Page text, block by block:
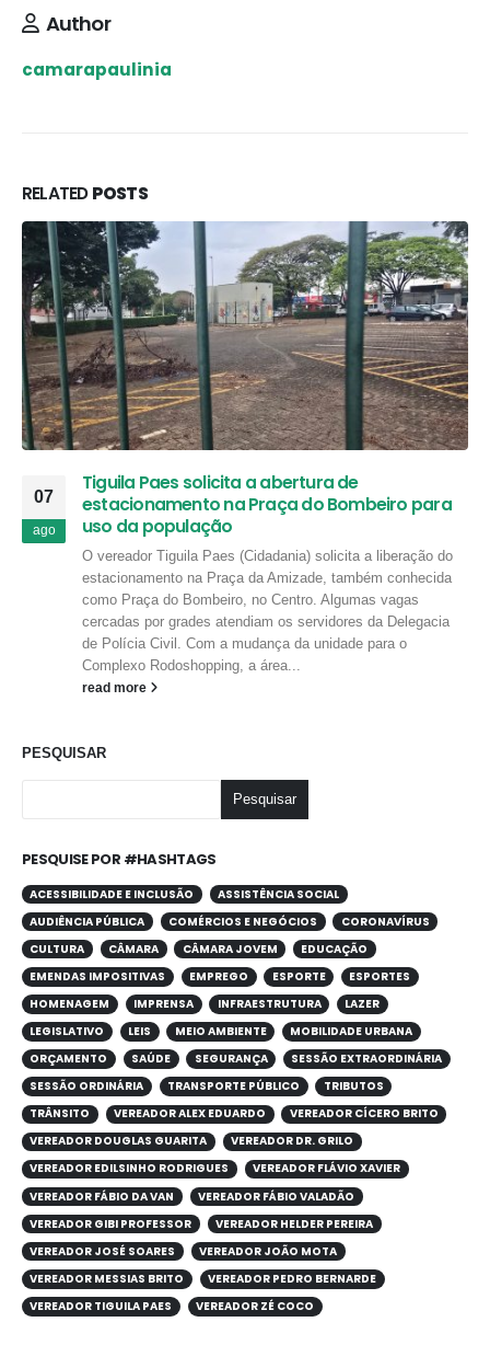
Author
camarapaulinia
RELATEDPOSTS
07
ago
Tiguila Paes solicita a abertura de
estacionamento na Praça do Bombeiro para
uso da população
O vereador Tiguila Paes (Cidadania) solicita a liberação do
estacionamento na Praça da Amizade, também conhecida
como Praça do Bombeiro, no Centro. Algumas vagas
cercadas por grades atendiam os servidores da Delegacia
de Polícia Civil. Com a mudança da unidade para o
Complexo Rodoshopping, a área...
read more
PESQUISAR
Pesquisar
PESQUISE POR #HASHTAGS
ACESSIBILIDADE E INCLUSÃO
ASSISTÊNCIA SOCIAL
AUDIÊNCIA PÚBLICA
COMÉRCIOS E NEGÓCIOS
CORONAVÍRUS
CULTURA
CÂMARA CÂMARA JOVEM
EDUCAÇÃO
EMENDAS IMPOSITIVAS
EMPREGO ESPORTE
ESPORTES
HOMENAGEM
IMPRENSA INFRAESTRUTURA
LAZER
LEGISLATIVO
LEIS MEIO AMBIENTE
MOBILIDADE URBANA
ORÇAMENTO
SAÚDE SEGURANÇA
SESSÃO EXTRAORDINÁRIA
SESSÃO ORDINÁRIA
TRANSPORTE PÚBLICO
TRIBUTOS
TRÂNSITO
VEREADOR ALEX EDUARDO
VEREADOR CÍCERO BRITO
VEREADOR DOUGLAS GUARITA
VEREADOR DR. GRILO
VEREADOR EDILSINHO RODRIGUES
VEREADOR FLÁVIO XAVIER
VEREADOR FÁBIO DA VAN
VEREADOR FÁBIO VALADÃO
VEREADOR GIBI PROFESSOR
VEREADOR HELDER PEREIRA
VEREADOR JOSÉ SOARES
VEREADOR JOÃO MOTA
VEREADOR MESSIAS BRITO
VEREADOR PEDRO BERNARDE
VEREADOR TIGUILA PAES
VEREADOR ZÉ COCO